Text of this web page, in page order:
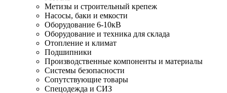
Метизы и строительный крепеж
Насосы, баки и емкости
Оборудование 6-10кВ
Оборудование и техника для склада
Отопление и климат
Подшипники
Производственные компоненты и материалы
Системы безопасности
Сопутствующие товары
Спецодежда и СИЗ